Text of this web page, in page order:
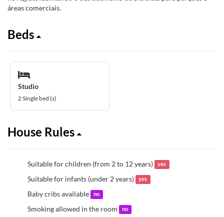
áreas comerciais.
Beds
Studio
2 Single bed (s)
House Rules
Suitable for children (from 2 to 12 years) yes
Suitable for infants (under 2 years) yes
Baby cribs available no
Smoking allowed in the room no